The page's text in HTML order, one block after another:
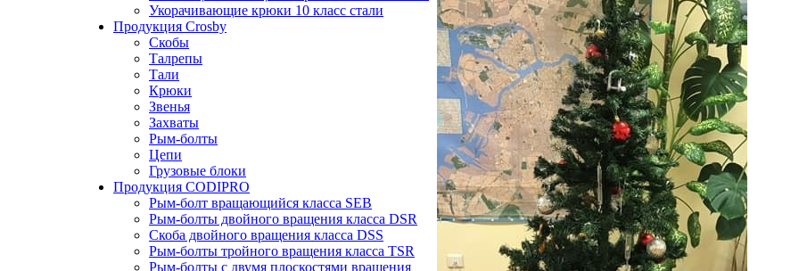
Укорачивающие крюки 10 класс стали
Продукция Crosby
Скобы
Талрепы
Тали
Крюки
Звенья
Захваты
Рым-болты
Цепи
Грузовые блоки
Продукция CODIPRO
Рым-болт вращающийся класса SEB
Рым-болты двойного вращения класса DSR
Скоба двойного вращения класса DSS
Рым-болты тройного вращения класса TSR
Рым-болты с двумя плоскостями вращения